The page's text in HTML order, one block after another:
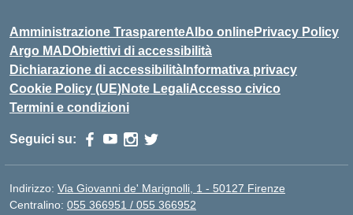
Amministrazione TrasparenteAlbo onlinePrivacy Policy
Argo MADObiettivi di accessibilità
Dichiarazione di accessibilità Informativa privacy
Cookie Policy (UE)Note LegaliAccesso civico
Termini e condizioni
Seguici su:
Indirizzo: Via Giovanni de' Marignolli, 1 - 50127 Firenze
Centralino: 055 366951 / 055 366952